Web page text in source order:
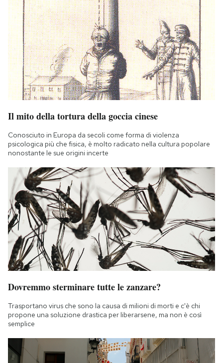
Il mito della tortura della goccia cinese
Conosciuto in Europa da secoli come forma di violenza
psicologica più che fisica, è molto radicato nella cultura popolare
nonostante le sue origini incerte
Dovremmo sterminare tutte le zanzare?
Trasportano virus che sono la causa di milioni di morti e c'è chi
propone una soluzione drastica per liberarsene, ma non è così
semplice